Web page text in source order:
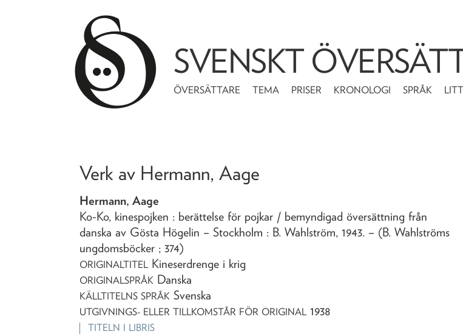
SVENSKT
ÖVERSÄTTARE TEMA PRISER KRONOLOGI SPRÅK
Verk av Hermann, Aage
Hermann, Aage
Ko-Ko, kinespojken : berättelse för pojkar / bemyndigad översättning från
danska av Gösta Högelin – Stockholm : B. Wahlström,1943. – (B. Wahlströms
ungdomsböcker ; 374)
ORIGINALTITEL Kineserdrenge i krig
ORIGINALSPRÅK Danska
KÄLLTITELNS SPRÅK Svenska
UTGIVNINGS- ELLER TILLKOMSTÅR FÖR ORIGINAL 1938
TITELN I LIBRIS